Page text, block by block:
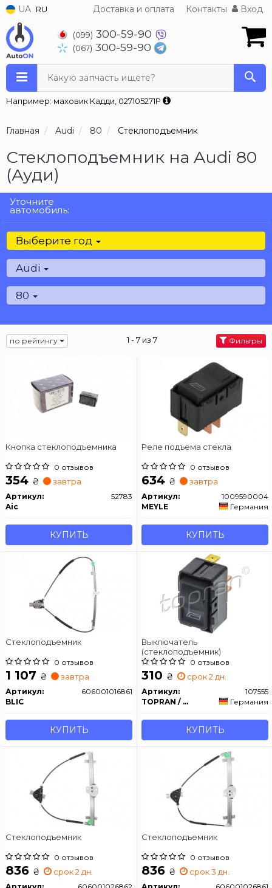
UA RU Доставка и оплата Контакты Вход
(099) 300-59-90
(067) 300-59-90
Какую запчасть ищете?
Например: маховик Кадди, 027105271P
Главная Audi 80 Стеклоподъемник
Стеклоподъемник на Audi 80
(Ауди)
Уточните
автомобиль:
Выберите год
Audi
80
по рейтингу 1 - 7 из 7 Фильтры
Кнопка стеклоподъемника
0 отзывов
354 ₴ завтра
Артикул:
52783
Aic
КУПИТЬ
Реле подъема стекла
0 отзывов
634 ₴ завтра
Артикул:
1009590004
MEYLE
Германия
КУПИТЬ
Стеклоподъемник
0 отзывов
1 107 ₴ завтра
Артикул:
606001016861
BLIC
КУПИТЬ
Выключатель
(стеклоподъемник)
0 отзывов
310 ₴ срок 2 дн.
Артикул:
107555
TOPRAN / HANS PRIES
Германия
КУПИТЬ
Стеклоподъемник
0 отзывов
836 ₴ срок 2 дн.
Стеклоподъемник
0 отзывов
836 ₴ срок 3 дн.